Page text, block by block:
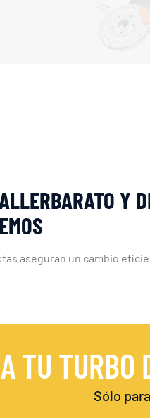
Y
aseguran un cambio
TU
Sólo